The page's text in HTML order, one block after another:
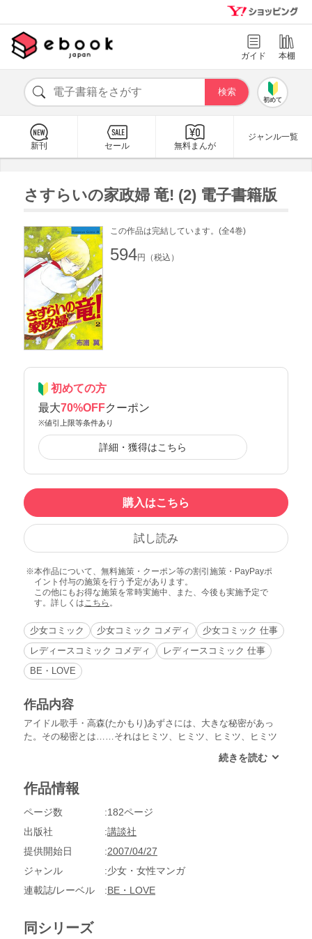
ガイド 本棚
初めて
新刊 セール 無料まんが
ジャンル一覧
さすらいの家政婦 竜! (2) 電子書籍版
この作品は完結しています。(全4巻)
594円（税込）
初めての方
最大70%OFFクーポン
※値引上限等条件あり
詳細・獲得はこちら
購入はこちら
試し読み
本作品について、無料施策・クーポン等の割引施策・PayPayポ
イント付与の施策を行う予定があります。
この他にもお得な施策を常時実施中、また、今後も実施予定で
す。詳しくはこちら 。
少女コミック 少女コミック コメディ
少女コミック 仕事
レディースコミック コメディ
レディースコミック 仕事
BE・LOVE
作品内容
アイドル歌手・高森(たかもり)あずさには、大きな秘密があっ
た。その秘密とは……それはヒミツ、ヒミツ、ヒミツ、ヒミツ
森あずさの歌手生命がアブナイ!!またしても、お竜さん大活躍
作品情報
ページ数
182ページ
出版社
講談社
提供開始日
2007/04/27
ジャンル
少女・女性マンガ
連載誌/レーベル
BE・LOVE
同シリーズ